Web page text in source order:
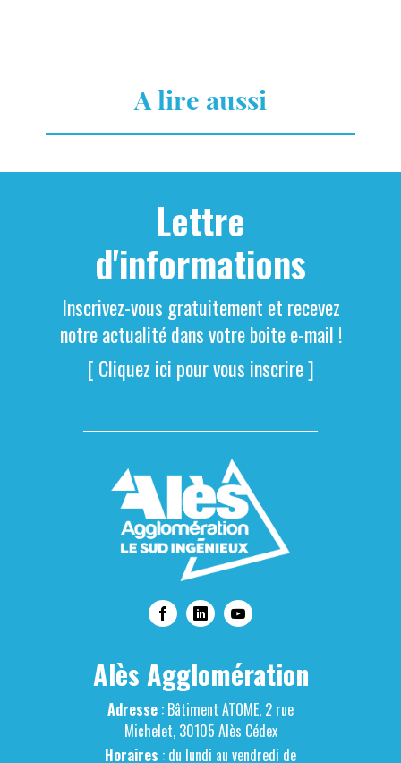
A lire aussi
Lettre
d'informations
Inscrivez-vous gratuitement et recevez
notre actualité dans votre boite e-mail !
[ Cliquez ici pour vous inscrire ]
Alès Agglomération
Adresse : Bâtiment ATOME, 2 rue
Michelet, 30105 Alès Cédex
Horaires : du lundi au vendredi de